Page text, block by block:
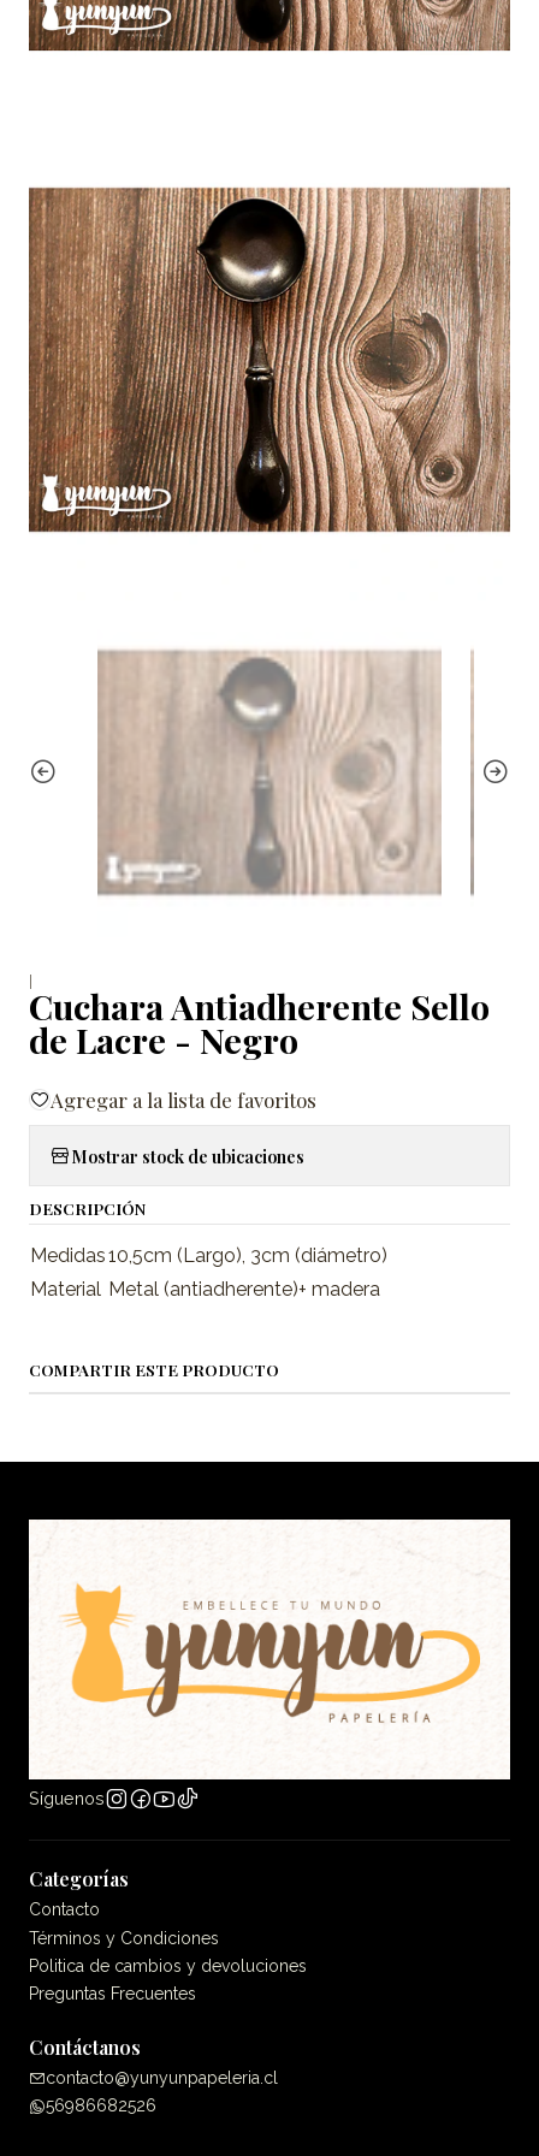
|
Cuchara Antiadherente Sello
de Lacre - Negro
Agregar a la lista de favoritos
Mostrar stock de ubicaciones
DESCRIPCIÓN
Medidas10,5cm (Largo), 3cm (diámetro)
Material Metal (antiadherente)+ madera
COMPARTIR ESTE PRODUCTO
Síguenos
Categorías
Contacto
Términos y Condiciones
Politica de cambios y devoluciones
Preguntas Frecuentes
Contáctanos
contacto@yunyunpapeleria.cl
56986682526